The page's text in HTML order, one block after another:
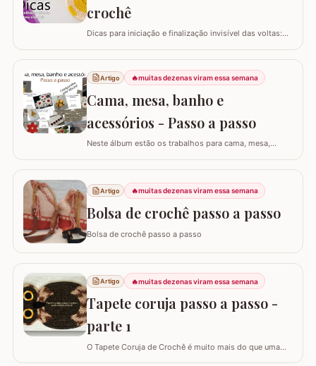
crochê
Dicas para iniciação e finalização invisível das voltas:
garante um acabamento quase imperceptível nas
iniciações e finalizações das voltas, resultando em um
trabalho mais elegante. Variações de pontos com o
falso ponto alto: Experimentar…
Artigo 🔥muitas dezenas viram essa semana
Cama, mesa, banho e
acessórios - Passo a passo
Neste álbum estão os trabalhos para cama, mesa,
clicar nas imagens! Trilhos/caminhos e centro de mesa
Sousplat Puxa-saco e porta-pano de prato Squares para
colcha de cama Outros Álbuns que temos no blog
Artigo 🔥muitas dezenas viram essa semana
Bolsa de crochê passo a passo
Bolsa de crochê passo a passo
Artigo 🔥muitas dezenas viram essa semana
Tapete coruja passo a passo -
parte 1
O Tapete Coruja de Crochê é muito mais do que uma